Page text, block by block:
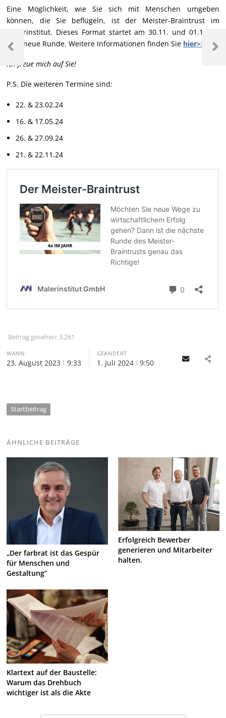
Eine Möglichkeit, wie Sie sich mit Menschen umgeben
können, die Sie beflügeln, ist der Meister-Braintrust im
Malerinstitut. Dieses Format startet am 30.11. und 01.12. in
eine neue Runde. Weitere Informationen finden Sie hier>>
Ich freue mich auf Sie!
P.S. Die weiteren Termine sind:
22. & 23.02.24
16. & 17.05.24
26. & 27.09.24
21. & 22.11.24
Beitrag gesehen: 3.261
WANN
23. August 2023 9:33
GEÄNDERT
1. Juli 2024 9:50 Email
Startbeitrag
ÄHNLICHE BEITRÄGE
„Der farbrat ist das Gespür
für Menschen und
Gestaltung“
Erfolgreich Bewerber
generieren und Mitarbeiter
halten.
Klartext auf der Baustelle:
Warum das Drehbuch
wichtiger ist als die Akte